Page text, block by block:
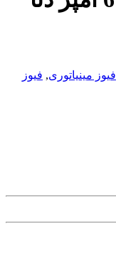
فیوز مینیاتوری, فیوز